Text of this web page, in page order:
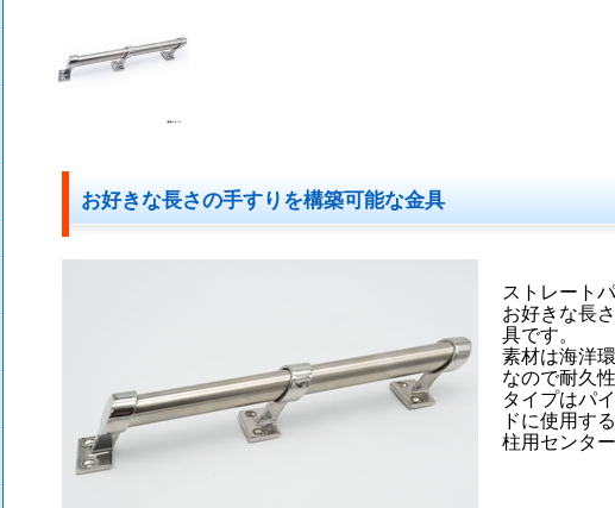
お好きな長さの手すりを構築可能な金具
ストレート
お好きな長
具です。
素材は海洋
なので耐久
タイプはパ
ドに使用す
柱用センタ